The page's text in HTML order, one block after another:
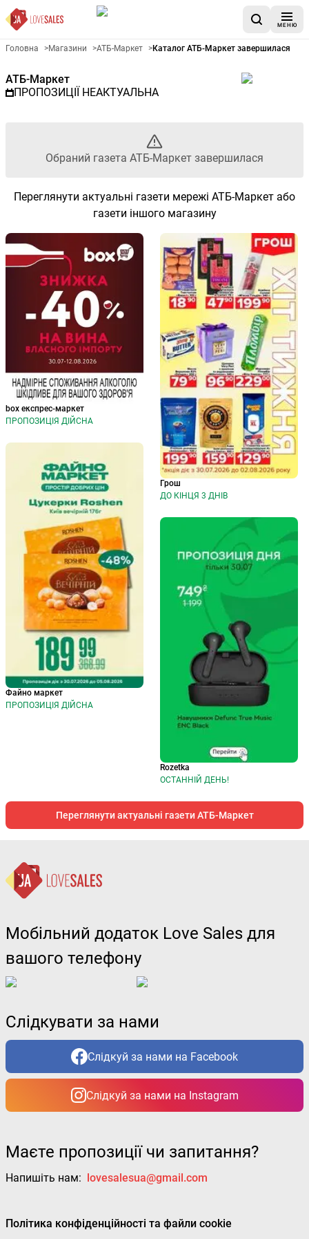
МЕНЮ
Рекламна газета АТБ-
Головна >Магазини >АТБ-Маркет >Каталог АТБ-Маркет завершилася
АТБ-Маркет
ПРОПОЗИЦІЇ НЕАКТУАЛЬНА
Обраний газета АТБ-Маркет завершилася
Переглянути актуальні газети мережі АТБ-Маркет або
газети іншого магазину
box експрес-маркет
ПРОПОЗИЦІЯ ДІЙСНА
Файно маркет
ПРОПОЗИЦІЯ ДІЙСНА
Грош
ДО КІНЦЯ 3 ДНІВ
Rozetka
ОСТАННІЙ ДЕНЬ!
Переглянути актуальні газети АТБ-Маркет
Мобільний додаток Love Sales для
вашого телефону
Слідкувати за нами
Слідкуй за нами на Facebook
Слідкуй за нами на Instagram
Маєте пропозиції чи запитання?
Напишіть нам: lovesalesua@gmail.com
Політика конфіденційності та файли cookie